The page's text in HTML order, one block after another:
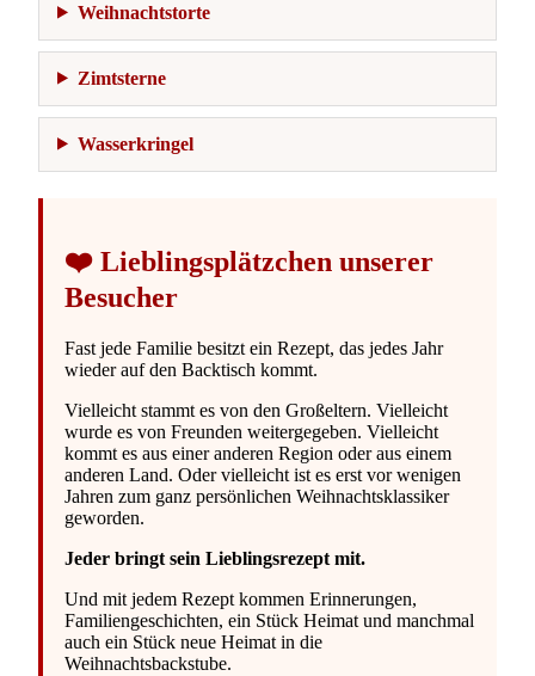
Weihnachtstorte
Zimtsterne
Wasserkringel
❤️ Lieblingsplätzchen unserer
Besucher
Fast jede Familie besitzt ein Rezept, das jedes Jahr
wieder auf den Backtisch kommt.
Vielleicht stammt es von den Großeltern. Vielleicht
wurde es von Freunden weitergegeben. Vielleicht
kommt es aus einer anderen Region oder aus einem
anderen Land. Oder vielleicht ist es erst vor wenigen
Jahren zum ganz persönlichen Weihnachtsklassiker
geworden.
Jeder bringt sein Lieblingsrezept mit.
Und mit jedem Rezept kommen Erinnerungen,
Familiengeschichten, ein Stück Heimat und manchmal
auch ein Stück neue Heimat in die
Weihnachtsbackstube.